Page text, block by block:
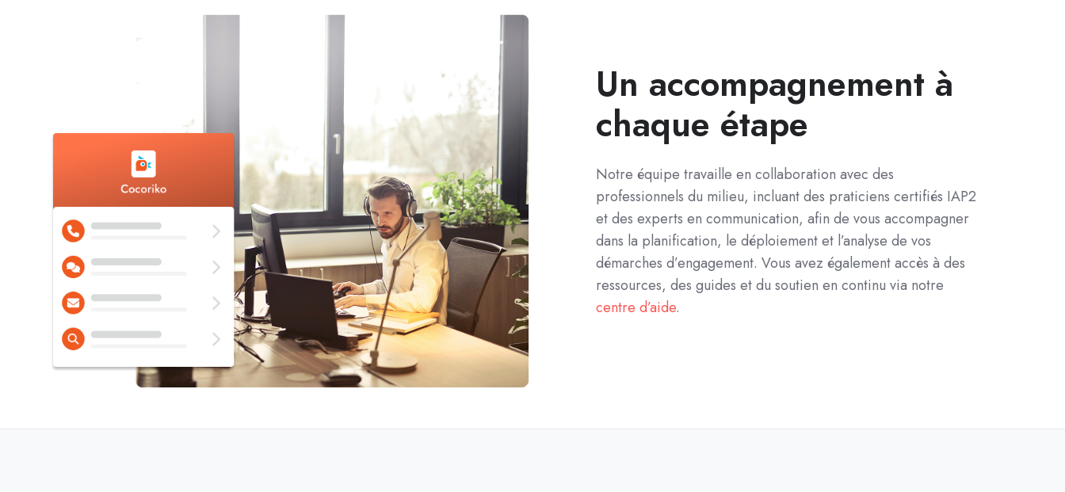
Un accompagnement à
chaque étape
Notre équipe travaille en collaboration avec des
professionnels du milieu, incluant des praticiens certifiés IAP2
et des experts en communication, afin de vous accompagner
dans la planification, le déploiement et l’analyse de vos
démarches d’engagement. Vous avez également accès à des
ressources, des guides et du soutien en continu via notre
centre d’aide.